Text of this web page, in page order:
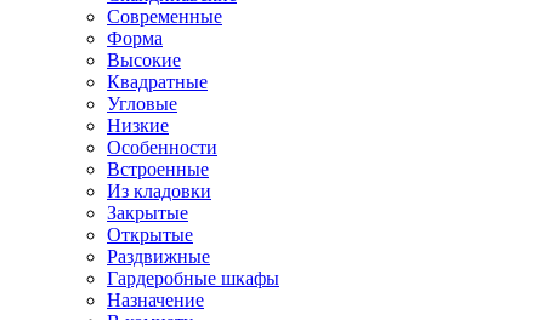
Современные
Форма
Высокие
Квадратные
Угловые
Низкие
Особенности
Встроенные
Из кладовки
Закрытые
Открытые
Раздвижные
Гардеробные шкафы
Назначение